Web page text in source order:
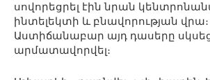
սովորեցրել էին նրան
ինտելեկտի և բնավորության վրա։
Աստիճանաբար այդ դասերը
արմատավորվել։